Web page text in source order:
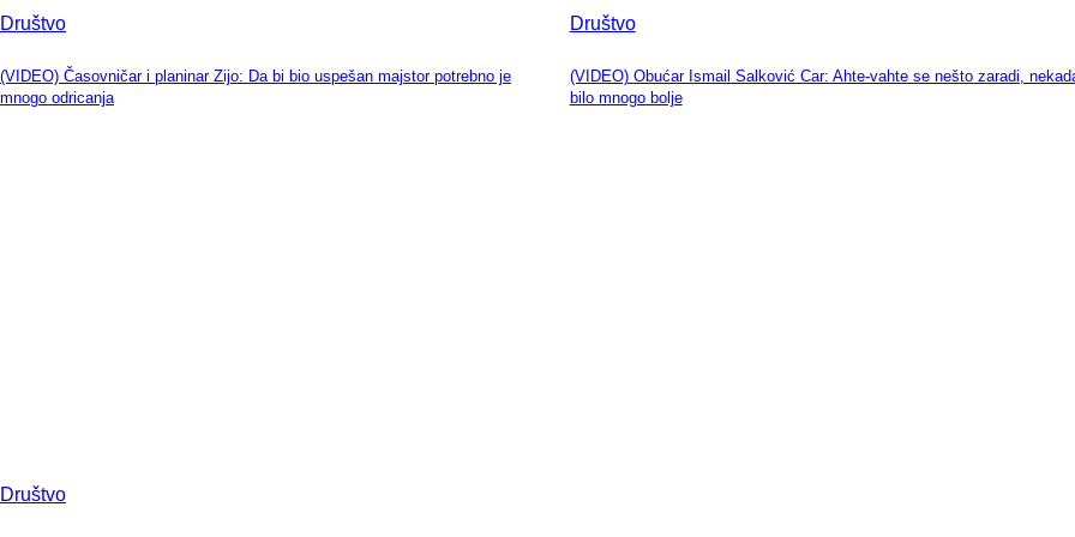
Društvo
(VIDEO) Časovničar i planinar Zijo: Da bi bio uspešan majstor potrebno je
mnogo odricanja
Društvo
(VIDEO) Obućar Ismail Salković Car: Ahte-vahte se nešto zaradi,
bilo mnogo bolje
Društvo